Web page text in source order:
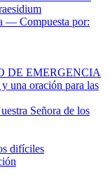
— Compuesta por:
DE EMERGENCIA
una oración para las
Señora de los
difíciles